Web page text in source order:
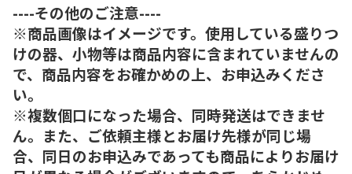
----その他のご注意----
※商品画像はイメージです。使用している盛りつ
けの器、小物等は商品内容に含まれていませんの
で、商品内容をお確かめの上、お申込みくださ
い。
※複数個口になった場合、同時発送はできませ
ん。また、ご依頼主様とお届け先様が同じ場
合、同日のお申込みであっても商品によりお届け